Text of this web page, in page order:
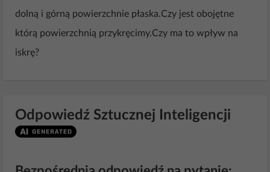
dolną i górną powierzchnie płaska.Czy jest obojętne
którą powierzchnią przykręcimy.Czy ma to wpływ na
iskrę?
Odpowiedź Sztucznej Inteligencji